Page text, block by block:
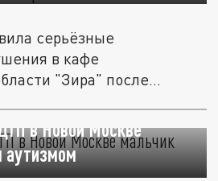
серьёзные
в кафе
"Зира" после
в Новой Москве
аутизмом